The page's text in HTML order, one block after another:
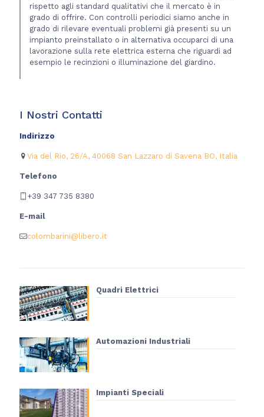
rispetto agli standard qualitativi che il mercato è in
grado di offrire. Con controlli periodici siamo anche in
grado di rilevare eventuali problemi già presenti su un
impianto preinstallato o in alternativa occuparci di una
lavorazione sulla rete elettrica esterna che riguardi ad
esempio le recinzioni o illuminazione del giardino.
I Nostri Contatti
Indirizzo
Via del Rio, 26/A, 40068 San Lazzaro di Savena BO, Italia
Telefono
+39 347 735 8380
E-mail
colombarini@libero.it
Quadri Elettrici
Automazioni Industriali
Impianti Speciali